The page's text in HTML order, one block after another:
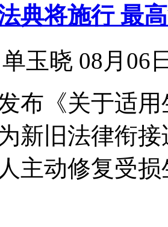
典将施行 最
玉晓 08月06
布《关于适
新旧法律衔
主动修复受